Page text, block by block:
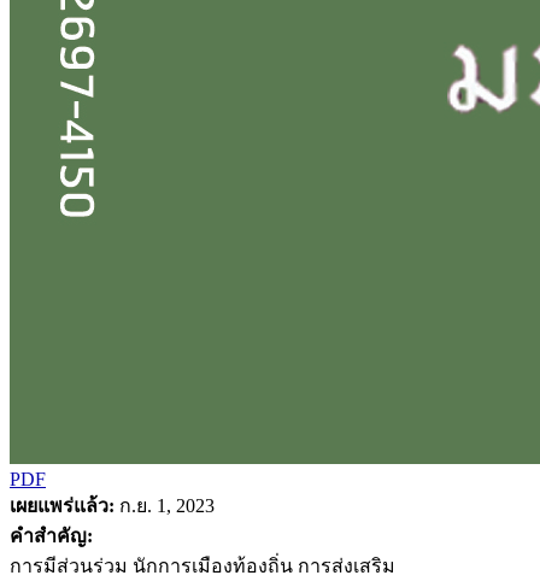
PDF
เผยแพร่แล้ว: ก.ย. 1, 2023
คำสำคัญ:
การมีส่วนร่วม นักการเมืองท้องถิ่น การส่งเสริม